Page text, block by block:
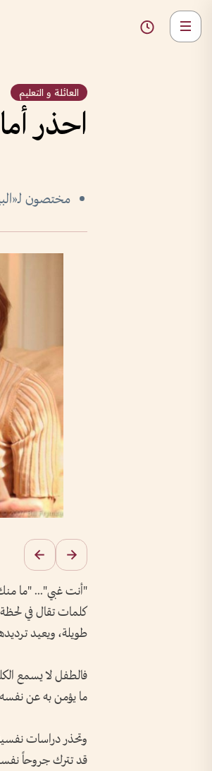
العائلة و التعليم
احذر
مختصون
"أنت غبي"... "ما
كلمات تقال في
طويلة، ويعيد
فالطفل لا يسمع
ما يؤمن به عن
وتحذر دراسات
قد تترك جروحاً